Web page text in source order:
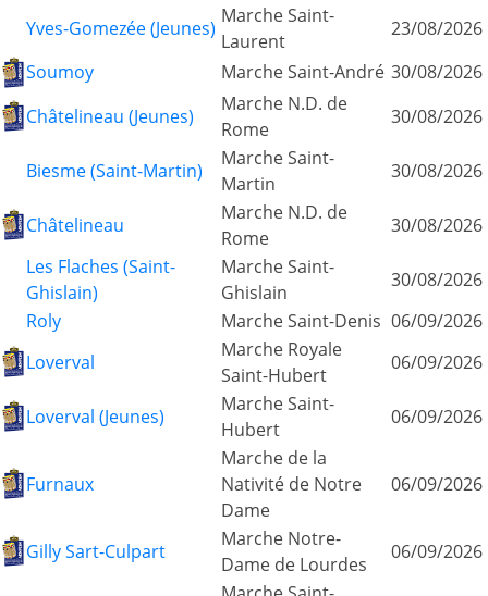
Yves-Gomezée (Jeunes)
Marche Saint-
Laurent
23/08/2026
Soumoy
Marche Saint-André 30/08/2026
Châtelineau (Jeunes)
Marche N.D. de
Rome
30/08/2026
Biesme (Saint-Martin)
Marche Saint-
Martin
30/08/2026
Châtelineau
Marche N.D. de
Rome
30/08/2026
Les Flaches (Saint-
Ghislain)
Marche Saint-
Ghislain
30/08/2026
Roly
Marche Saint-Denis 06/09/2026
Loverval
Marche Royale
Saint-Hubert
06/09/2026
Loverval (Jeunes)
Marche Saint-
Hubert
06/09/2026
Furnaux
Marche de la
Nativité de Notre
Dame
06/09/2026
Gilly Sart-Culpart
Marche Notre-
Dame de Lourdes
06/09/2026